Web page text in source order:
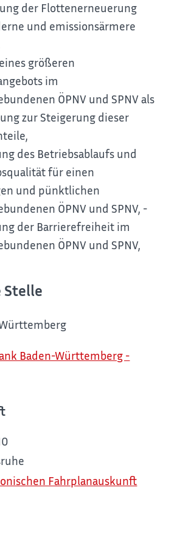
der Flottenerneuerung
und emissionsärmere
größeren
im
ÖPNV und SPNV als
zur Steigerung dieser
des Betriebsablaufs und
für einen
und pünktlichen
ÖPNV und SPNV, -
der Barrierefreiheit im
ÖPNV und SPNV,
Stelle
Baden-Württemberg -
Fahrplanauskunft